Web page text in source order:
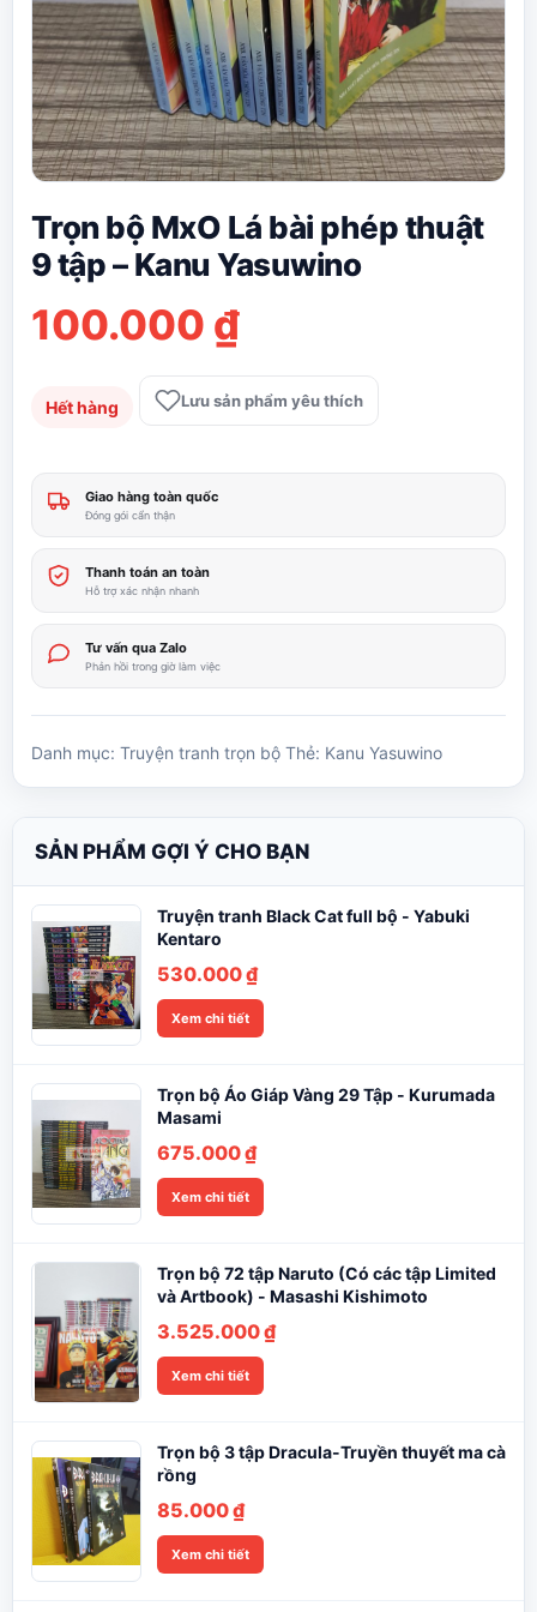
Trọn bộ MxO Lá bài phép thuật
9 tập – Kanu Yasuwino
100.000 ₫
Hết hàng Lưu sản phẩm yêu thích
Giao hàng toàn quốc
Đóng gói cẩn thận
Thanh toán an toàn
Hỗ trợ xác nhận nhanh
Tư vấn qua Zalo
Phản hồi trong giờ làm việc
Danh mục: Truyện tranh trọn bộ Thẻ: Kanu Yasuwino
SẢN PHẨM GỢI Ý CHO BẠN
Truyện tranh Black Cat full bộ - Yabuki
Kentaro
530.000₫
Xem chi tiết
Trọn bộ Áo Giáp Vàng 29 Tập - Kurumada
Masami
675.000₫
Xem chi tiết
Trọn bộ 72 tập Naruto (Có các tập Limited
và Artbook) - Masashi Kishimoto
3.525.000₫
Xem chi tiết
Trọn bộ 3 tập Dracula-Truyền thuyết ma cà
rồng
85.000₫
Xem chi tiết